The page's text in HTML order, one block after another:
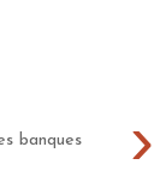
›
banques